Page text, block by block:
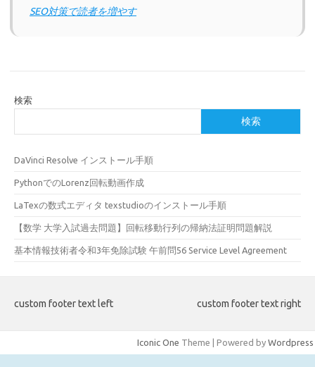
SEO対策で読者を増やす
検索
検索
DaVinci Resolve インストール手順
PythonでのLorenz回転動画作成
LaTexの数式エディタ texstudioのインストール手順
【数学 大学入試過去問題】回転移動行列の帰納法証明問題解説
基本情報技術者令和3年免除試験 午前問56 Service Level Agreement
custom footer text left custom footer text right
Iconic One Theme | Powered by Wordpress